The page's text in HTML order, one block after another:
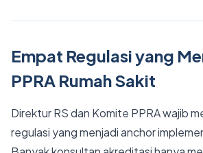
Empat Regulasi yang
PPRA Rumah Sakit
Direktur RS dan Komite PPRA wajib
regulasi yang menjadi anchor